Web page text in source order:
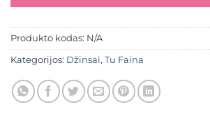
Produkto kodas: N/A
Kategorijos: Džinsai, Tu Faina